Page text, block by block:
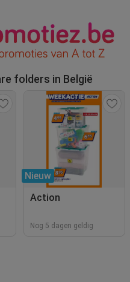
folders in België
Nieuw
Action
Nog 5 dagen geldig